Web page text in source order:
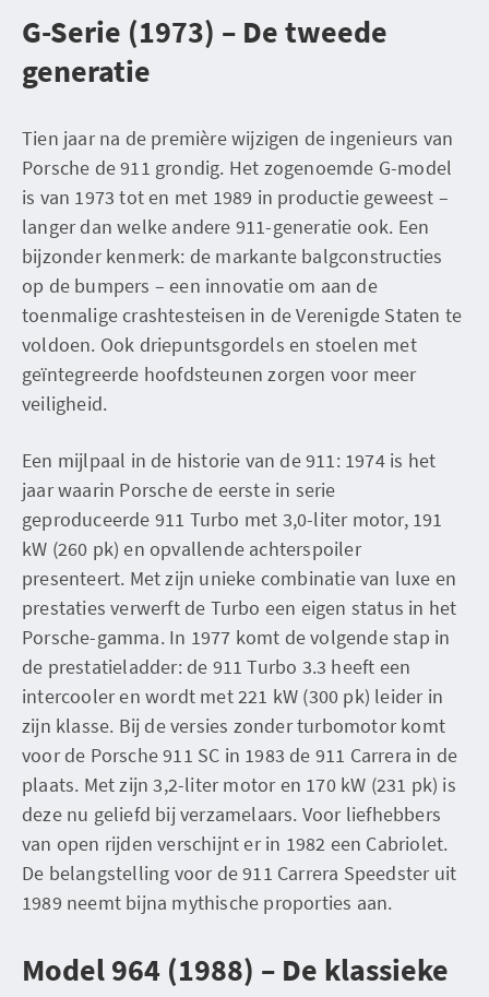
G-Serie (1973) – De tweede
generatie
Tien jaar na de première wijzigen de ingenieurs van
Porsche de 911 grondig. Het zogenoemde G-model
is van 1973 tot en met 1989 in productie geweest –
langer dan welke andere 911-generatie ook. Een
bijzonder kenmerk: de markante balgconstructies
op de bumpers – een innovatie om aan de
toenmalige crashtesteisen in de Verenigde Staten te
voldoen. Ook driepuntsgordels en stoelen met
geïntegreerde hoofdsteunen zorgen voor meer
veiligheid.
Een mijlpaal in de historie van de 911: 1974 is het
jaar waarin Porsche de eerste in serie
geproduceerde 911 Turbo met 3,0-liter motor, 191
kW (260 pk) en opvallende achterspoiler
presenteert. Met zijn unieke combinatie van luxe en
prestaties verwerft de Turbo een eigen status in het
Porsche-gamma. In 1977 komt de volgende stap in
de prestatieladder: de 911 Turbo 3.3 heeft een
intercooler en wordt met 221 kW (300 pk) leider in
zijn klasse. Bij de versies zonder turbomotor komt
voor de Porsche 911 SC in 1983 de 911 Carrera in de
plaats. Met zijn 3,2-liter motor en 170 kW (231 pk) is
deze nu geliefd bij verzamelaars. Voor liefhebbers
van open rijden verschijnt er in 1982 een Cabriolet.
De belangstelling voor de 911 Carrera Speedster uit
1989 neemt bijna mythische proporties aan.
Model 964 (1988) – De klassieke